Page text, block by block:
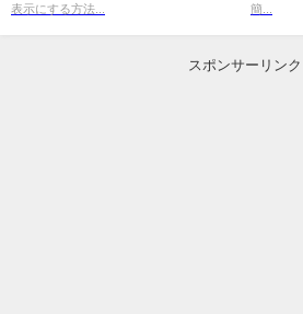
表示にする方法...
簡...
スポンサーリンク